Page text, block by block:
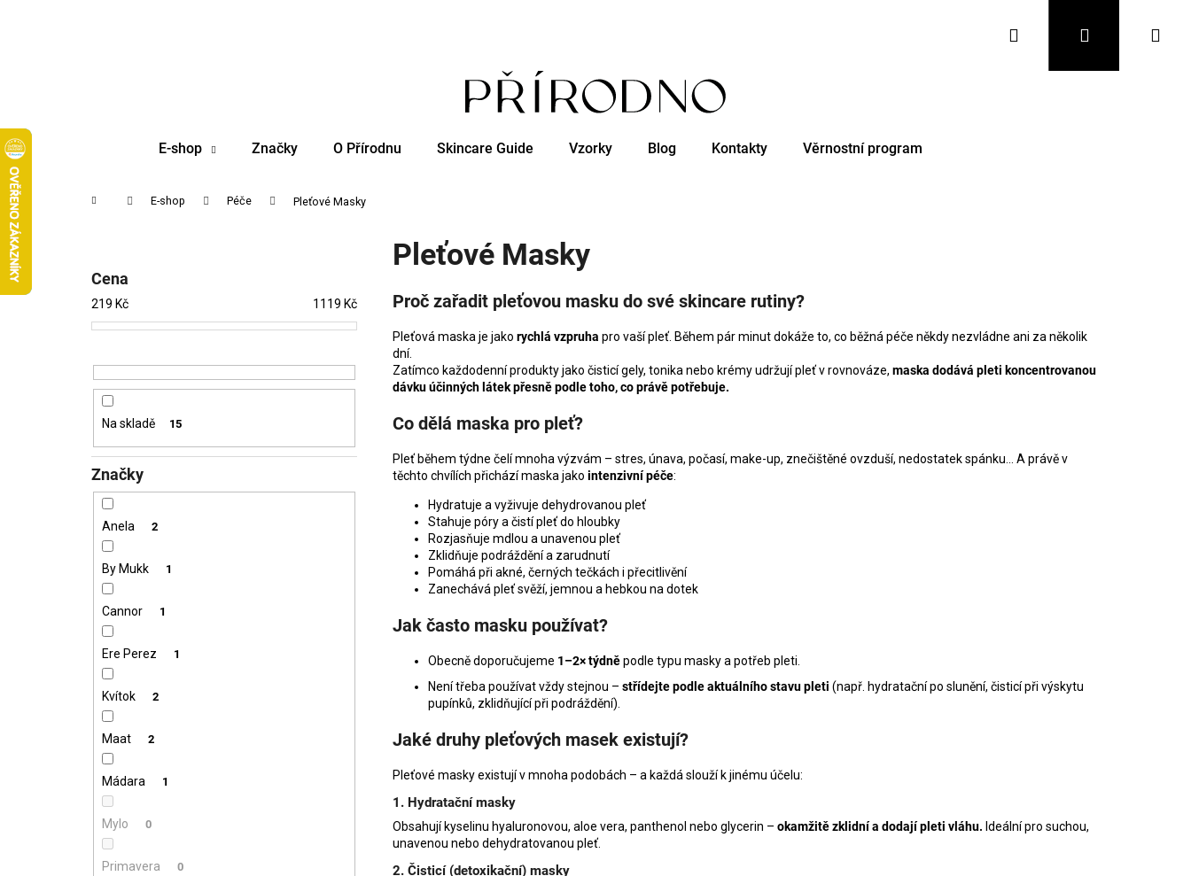
Hledat Přihlášení
E-shop Značky O Přírodnu Skincare Guide Vzorky Blog Kontakty Věrnostní program
Domů E-shop Péče Pleťové Masky
Cena
219 Kč 1119 Kč
Na skladě 15
Značky
Anela 2
By Mukk 1
Cannor 1
Ere Perez 1
Kvítok 2
Maat 2
Mádara 1
Mylo 0
Primavera 0
Pleťové Masky
Proč zařadit pleťovou masku do své skincare rutiny?
Pleťová maska je jako rychlá vzpruha pro vaší pleť. Během pár minut dokáže to, co běžná péče někdy nezvládne ani za několik
dní.
Zatímco každodenní produkty jako čisticí gely, tonika nebo krémy udržují pleť v rovnováze, maska dodává pleti koncentrovanou
dávku účinných látek přesně podle toho, co právě potřebuje.
Co dělá maska pro pleť?
Pleť během týdne čelí mnoha výzvám – stres, únava, počasí, make-up, znečištěné ovzduší, nedostatek spánku... A právě v
těchto chvílích přichází maska jako intenzivní péče:
Hydratuje a vyživuje dehydrovanou pleť
Stahuje póry a čistí pleť do hloubky
Rozjasňuje mdlou a unavenou pleť
Zklidňuje podráždění a zarudnutí
Pomáhá při akné, černých tečkách i přecitlivění
Zanechává pleť svěží, jemnou a hebkou na dotek
Jak často masku používat?
Obecně doporučujeme 1–2× týdněpodle typu masky a potřeb pleti.
Není třeba používat vždy stejnou – střídejte podle aktuálního stavu pleti (např. hydratační po slunění, čisticí při výskytu
pupínků, zklidňující při podráždění).
Jaké druhy pleťových masek existují?
Pleťové masky existují v mnoha podobách – a každá slouží k jinému účelu:
1. Hydratační masky
Obsahují kyselinu hyaluronovou, aloe vera, panthenol nebo glycerin – okamžitě zklidní a dodají pleti vláhu. Ideální pro suchou,
unavenou nebo dehydratovanou pleť.
2. Čisticí (detoxikační) masky
Co potřebujete najít?
Doporučujeme
Následující
VZOREČEK
25 Kč
GLAZED